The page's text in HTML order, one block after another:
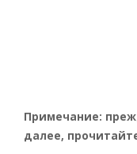
Примечание:
далее,